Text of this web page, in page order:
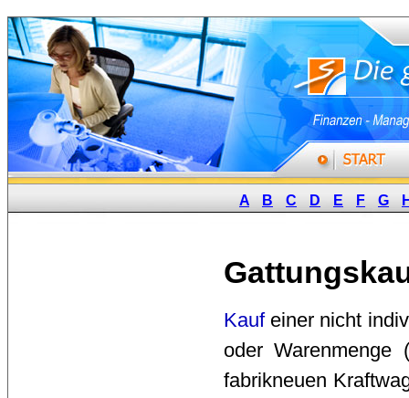
A B C D E F G
Kaufeiner nicht
oder
fabrikneuen